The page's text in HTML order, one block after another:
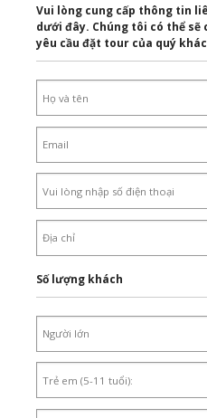
Vui lòng cung cấp thông tin
dưới đây. Chúng tôi có thể sẽ
yêu cầu đặt tour của quý
Số lượng khách